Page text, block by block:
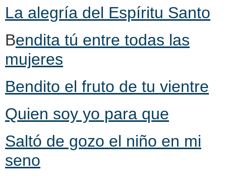
La alegría del Espíritu Santo
Bendita tú entre todas las
mujeres
Bendito el fruto de tu vientre
Quien soy yo para que
Saltó de gozo el niño en mi
seno